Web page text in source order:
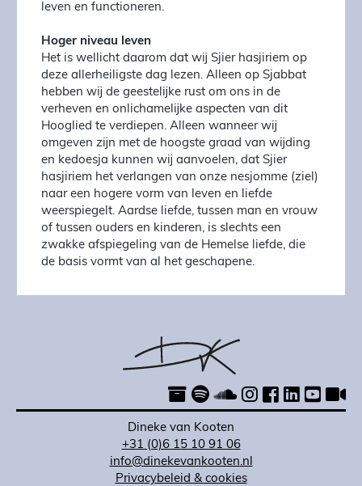
leven en functioneren.
Hoger niveau leven
Het is wellicht daarom dat wij Sjier hasjiriem op
deze allerheiligste dag lezen. Alleen op Sjabbat
hebben wij de geestelijke rust om ons in de
verheven en onlichamelijke aspecten van dit
Hooglied te verdiepen. Alleen wanneer wij
omgeven zijn met de hoogste graad van wijding
en kedoesja kunnen wij aanvoelen, dat Sjier
hasjiriem het verlangen van onze nesjomme (ziel)
naar een hogere vorm van leven en liefde
weerspiegelt. Aardse liefde, tussen man en vrouw
of tussen ouders en kinderen, is slechts een
zwakke afspiegeling van de Hemelse liefde, die
de basis vormt van al het geschapene.
Dineke van Kooten
+31 (0)6 15 10 91 06
info@dinekevankooten.nl
Privacybeleid & cookies